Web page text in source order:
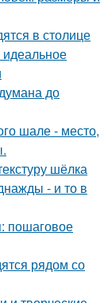
в столице
до
шале - место,
шёлка
- и то в
пошаговое
рядом со